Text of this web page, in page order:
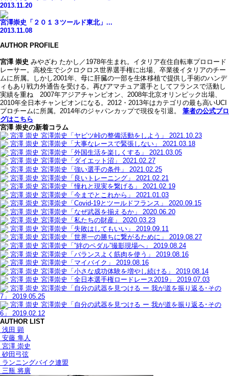
2013.11.20
宮澤崇史「２０１３ツールド東北」...
2013.11.08
AUTHOR PROFILE
宮澤 崇史 みやざわ たかし／1978年生まれ。イタリア在住自転車プロロード
レーサー。高校生でシクロクロス世界選手権に出場、卒業後イタリアのチー
ムに所属。しかし2001年、母に肝臓の一部を生体移植で提供し手術のハンデ
ィもあり戦力外通告を受ける。再びアマチュア選手としてフランスで活動し
実績を重ね 2007年アジアチャンピオン、2008年北京オリンピック出場、
2010年全日本チャンピオンになる。2012・2013年はカテゴリの最も高いUCI
プロチームに所属。2014年のジャパンカップで現役を引退。 筆者の公式ブロ
グはこちら
宮澤 崇史の新着コラム
宮澤 崇史 宮澤崇史「ヤビツ峠の整備活動をしよう」
2021.10.23
宮澤 崇史 宮澤崇史「大事なレースで緊張しない」
2021.03.18
宮澤 崇史 宮澤崇史「外国生活を楽しくする」
2021.03.05
宮澤 崇史 宮澤崇史「ダイエット沼」
2021.02.27
宮澤 崇史 宮澤崇史「強い選手の条件」
2021.02.25
宮澤 崇史 宮澤崇史「良いトレーニング」
2021.02.21
宮澤 崇史 宮澤崇史「憧れと現実を繋げる」
2021.02.19
宮澤 崇史 宮澤崇史「今までとこれから」
2021.01.03
宮澤 崇史 宮澤崇史「Covid-19とツールドフランス」
2020.09.15
宮澤 崇史 宮澤崇史「なぜ武器を揃えるか」
2020.06.20
宮澤 崇史 宮澤崇史「私たちの財産」
2020.03.23
宮澤 崇史 宮澤崇史「失敗はしてもいい」
2019.09.11
宮澤 崇史 宮澤崇史「世界一の勝ちに繋がるために」
2019.08.27
宮澤 崇史 宮澤崇史「”絆のペダル”撮影現場へ」
2019.08.24
宮澤 崇史 宮澤崇史「バランスよく筋肉を使う」
2019.08.16
宮澤 崇史 宮澤崇史「マイバイク」
2019.08.16
宮澤 崇史 宮澤崇史「小さな成功体験を増やし続ける」
2019.08.14
宮澤 崇史 宮澤崇史「全日本選手権ロードレース2019」
2019.07.03
宮澤 崇史 宮澤崇史「自分の武器を見つける ー 我が道を振り返る･その
7」
2019.05.25
宮澤 崇史 宮澤崇史「自分の武器を見つける ー 我が道を振り返る･その
6」
2019.02.12
AUTHOR LIST
浅田 顕
安藤 隼人
宮澤 崇史
砂田弓弦
ランニングバイク連盟
三瓶 将廣